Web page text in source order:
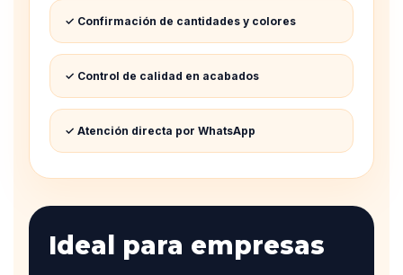
✓ Confirmación de cantidades y colores
✓ Control de calidad en acabados
✓ Atención directa por WhatsApp
Ideal para empresas